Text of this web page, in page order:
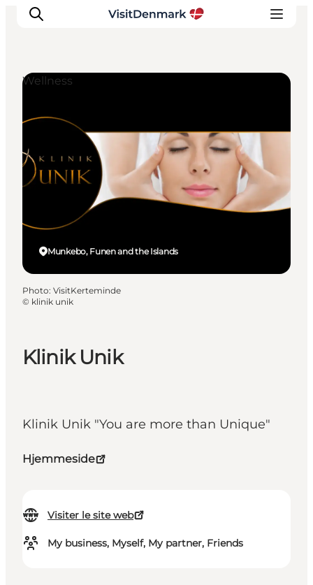
Inspirations
Destinations
Quoi faire
Hébergements
Planifiez votre voyage
Klinik Unik
Klinik Unik "You are more than Unique"
Hjemmeside
Visiter le site web
My business, Myself, My partner, Friends
Munkebo, Funen and the Islands
Wellness
Photo: VisitKerteminde
© klinik unik